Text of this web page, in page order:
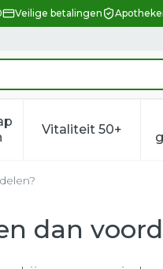
Veilige betalingen
en hygiëne categorie
voeding en vitamines
voor
Vitaliteit 50+
Toon
dan